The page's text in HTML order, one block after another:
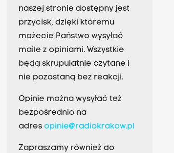
naszej stronie dostępny jest
przycisk, dzięki któremu
możecie Państwo wysyłać
maile z opiniami. Wszystkie
będą skrupulatnie czytane i
nie pozostaną bez reakcji.
Opinie można wysyłać też
bezpośrednio na
adres opinie@radiokrakow.pl
Zapraszamy również do